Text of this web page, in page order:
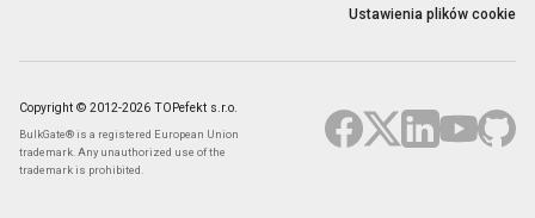
Ustawienia plików cookie
Copyright © 2012-2026 TOPefekt s.r.o.
BulkGate® is a registered European Union
trademark. Any unauthorized use of the
trademark is prohibited.